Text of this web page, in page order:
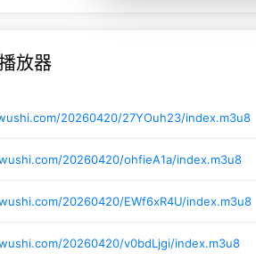
放器
20260420/27YOuh23/index.m3u8
20260420/ohfieA1a/index.m3u8
20260420/EWf6xR4U/index.m3u8
20260420/v0bdLjgi/index.m3u8